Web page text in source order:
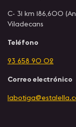
C- 31 km 186,600
Viladecans
Teléfono
93 658 90 02
Correo electrónico